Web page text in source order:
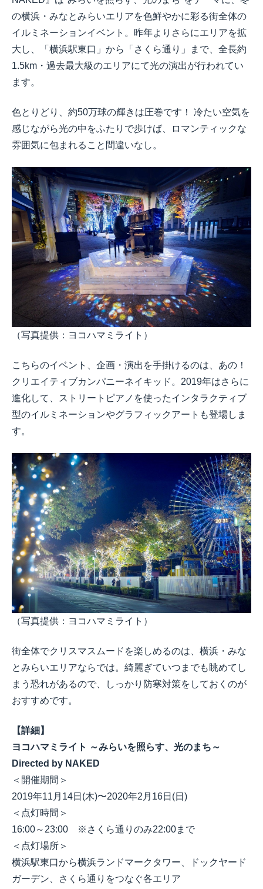
の横浜・みなとみらいエリアを色鮮やかに彩る街全体の
イルミネーションイベント。昨年よりさらにエリアを拡
大し、「横浜駅東口」から「さくら通り」まで、全長約
1.5km・過去最大級のエリアにて光の演出が行われてい
ます。
色とりどり、約50万球の輝きは圧巻です！ 冷たい空気を
感じながら光の中をふたりで歩けば、ロマンティックな
雰囲気に包まれること間違いなし。
（写真提供：ヨコハマミライト）
こちらのイベント、企画・演出を手掛けるのは、あの！
クリエイティブカンパニーネイキッド。2019年はさらに
進化して、ストリートピアノを使ったインタラクティブ
型のイルミネーションやグラフィックアートも登場しま
す。
（写真提供：ヨコハマミライト）
街全体でクリスマスムードを楽しめるのは、横浜・みな
とみらいエリアならでは。綺麗ぎていつまでも眺めてし
まう恐れがあるので、しっかり防寒対策をしておくのが
おすすめです。
【詳細】
ヨコハマミライト ～みらいを照らす、光のまち～
Directed by NAKED
＜開催期間＞
2019年11月14日(木)〜2020年2月16日(日)
＜点灯時間＞
16:00～23:00 ※さくら通りのみ22:00まで
＜点灯場所＞
横浜駅東口から横浜ランドマークタワー、ドックヤード
ガーデン、さくら通りをつなぐ各エリア